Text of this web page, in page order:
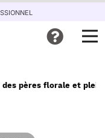
pères florale et